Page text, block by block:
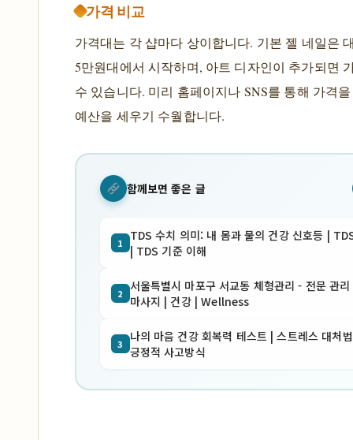
가격 비교
가격대는 각 샵마다 상이합니다. 기본 젤 네일은
5만원대에서 시작하며, 아트 디자인이 추가되면
수 있습니다. 미리 홈페이지나 SNS를 통해 가격
예산을 세우기 수월합니다.
함께보면 좋은 글
1 TDS 수치 의미: 내 몸과 물의 건강 신호등 |
| TDS 기준 이해
2 서울특별시 마포구 서교동 체형관리 - 전문 관
마사지 | 건강 | Wellness
3 나의 마음 건강 회복력 테스트 | 스트레스 대처
긍정적 사고방식